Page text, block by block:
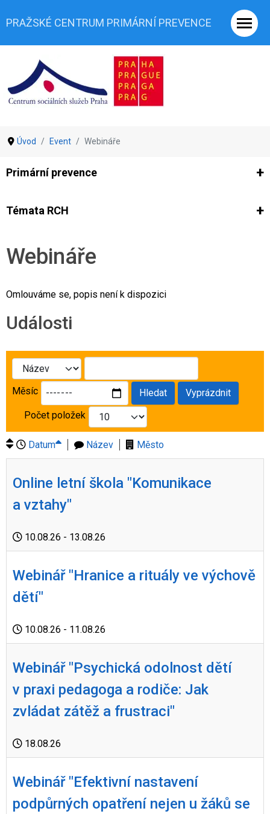
PRAŽSKÉ CENTRUM PRIMÁRNÍ PREVENCE
Úvod Event Webináře
Primární prevence
Ze světa prevence
Témata RCH
Co je rizikové chování (RCH)
Webináře
Omlouváme se, popis není k dispozici
Události
Měsíc Hledat
Vyprázdnit
Počet položek
Datum Název Město
Online letní škola "Komunikace
a vztahy"
10.08.26 - 13.08.26
Webinář "Hranice a rituály ve výchově
dětí"
10.08.26 - 11.08.26
Webinář "Psychická odolnost dětí
v praxi pedagoga a rodiče: Jak
zvládat zátěž a frustraci"
18.08.26
Webinář "Efektivní nastavení
podpůrných opatření nejen u žáků se